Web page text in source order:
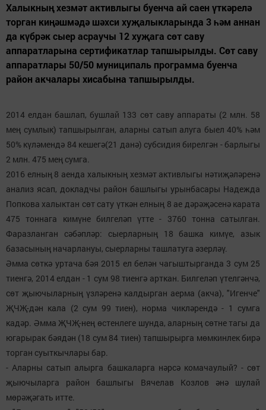
Халыкның хезмәт активлыгы буенча ай саен үткәрелә
торган киңәшмәдә шәхси хуҗалыкларында 3 һәм аннан
да күбрәк сыер асраучы 12 хуҗага сөт саву
аппаратларына сертификатлар тапшырылды. Сөт саву
аппаратлары 50/50 муниципаль программа буенча
район акчалары хисабына тапшырылды.
2014 елдан башлап, бушлай 133 сөт саву аппараты (2 млн. 58
мең сумлык) тапшырылган, аларны сатып алуга быел 40% һәм
50% күләмендә 84 кешегә(21 данә) субсидия бирелгән - барлыгы
2 млн. 475 мең сумга.
2016 елның 8 аенда халыкның хезмәт активлыгы нәтиҗәләренә
анализ ясап, докладчы район башлыгы урынбасары Надежда
Попкова халыктан сөт сату үткән елның 8 ае дәрәҗәсенә карата
475 тоннага кимүне билгеләп үтте - 3760 тонна сатылган.
Фаразланган сәбәпләр: сыерларның 18 башка кимүе, азык
базасының начарлануы, сыерларны ташлатуга әзерләү.
Әмма сөткә уртача бәя 2015 ел белән чагыштырганда 3 сум 25
тиенгә, 2014 елдан - 1 сум 98 тиенгә арткан. Билгеләп үтелгәнчә,
сөт җыючыларның үзләренә калдырган аерма (акча), "Игенче"
ҖЧҖ-дән кала (2 сум 99 тиен), норма чикләрендә - 1 сумга
кадәр. Әмма ҖЧҖ-нең өстенлеге шунда, аларның сөтне тагы да
югарырак бәядән (18 сум 84 тиен) тапшырырга мөмкинлек бирә
торган суыткычлары бар.
- Аларны сатып алырга башкаларга нәрсә комачаулый? - сөт
җыючыларга район башлыгы Вячелав Козлов әнә шулай
мөрәҗәгать итте.